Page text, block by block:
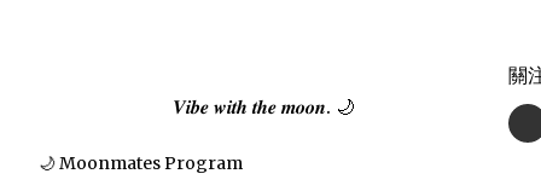
𝑽𝒊𝒃𝒆 𝒘𝒊𝒕𝒉 𝒕𝒉𝒆 𝒎𝒐𝒐𝒏. 🌙
🌙 Moonmates Program
關